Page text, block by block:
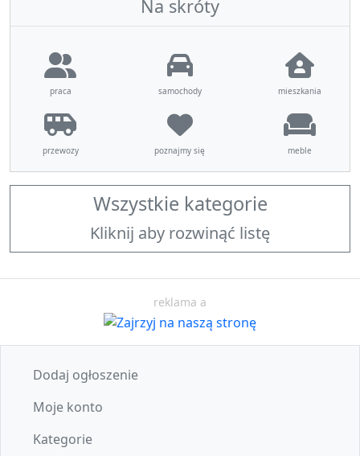
Na skróty
praca samochody mieszkania
przewozy poznajmy się meble
Wszystkie kategorie
Kliknij aby rozwinąć listę
reklama a
Dodaj ogłoszenie
Moje konto
Kategorie